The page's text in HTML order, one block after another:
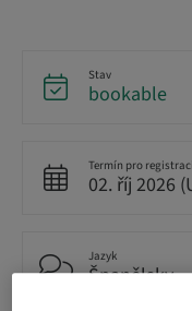
Stav
bookable
Termín pro registraci
02. říj 2026
Jazyk
Španělsky